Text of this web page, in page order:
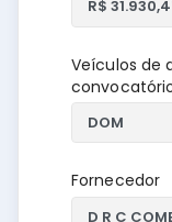
Veículos de
Fornecedor